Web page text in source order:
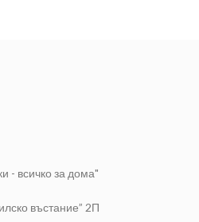
- всичко за дома"
въстание” 2П